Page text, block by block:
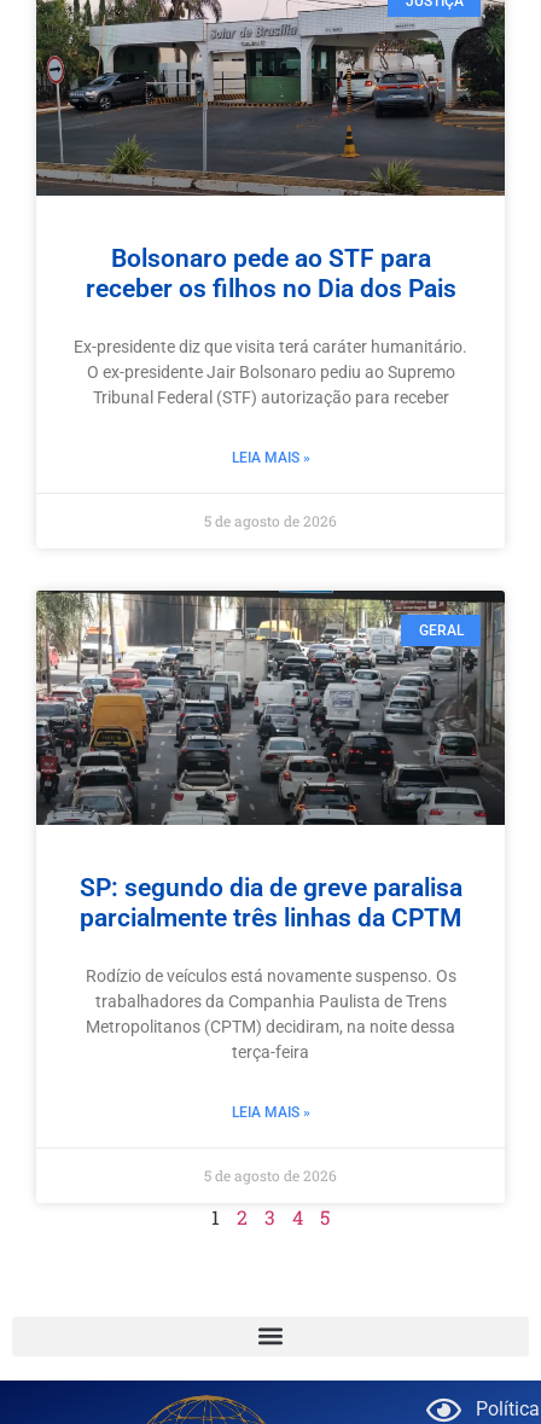
Bolsonaro pede ao STF para
receber os filhos no Dia dos Pais
Ex-presidente diz que visita terá caráter humanitário.
O ex-presidente Jair Bolsonaro pediu ao Supremo
Tribunal Federal (STF) autorização para receber
LEIA MAIS »
5 de agosto de 2026
GERAL
SP: segundo dia de greve paralisa
parcialmente três linhas da CPTM
Rodízio de veículos está novamente suspenso. Os
trabalhadores da Companhia Paulista de Trens
Metropolitanos (CPTM) decidiram, na noite dessa
terça-feira
LEIA MAIS »
5 de agosto de 2026
1 2 3 4 5